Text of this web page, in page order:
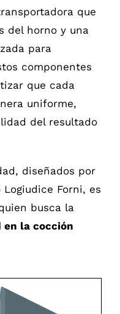
que
del horno y una
para
componentes
que cada
uniforme,
del resultado
diseñados por
Forni, es
busca la
la cocción